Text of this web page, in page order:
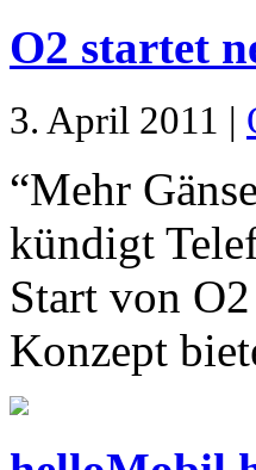
O2 startet
3. April 2011 |
“Mehr
kündigt
Start von
Konzept